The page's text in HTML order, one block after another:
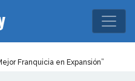
Franquicia en Expansión”